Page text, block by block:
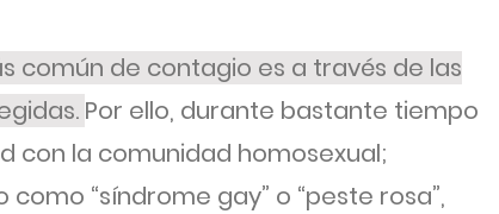
común de contagio es a través de las
Por ello, durante bastante tiempo
con la comunidad homosexual;
“síndrome gay” o “peste rosa”,